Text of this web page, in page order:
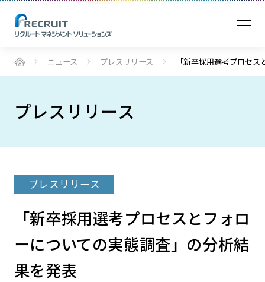
ニュース プレスリリース 「新卒採用選考プロセ
プレスリリース
プレスリリース
「新卒採用選考プロセスとフォロ
ーについての実態調査」の分析結
果を発表